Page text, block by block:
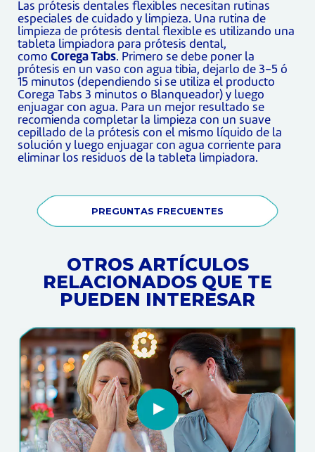
Las prótesis dentales flexibles necesitan rutinas
especiales de cuidado y limpieza. Una rutina de
limpieza de prótesis dental flexible es utilizando una
tableta limpiadora para prótesis dental,
como Corega Tabs. Primero se debe poner la
prótesis en un vaso con agua tibia, dejarlo de 3-5 ó
15 minutos (dependiendo si se utiliza el producto
Corega Tabs 3 minutos o Blanqueador) y luego
enjuagar con agua. Para un mejor resultado se
recomienda completar la limpieza con un suave
cepillado de la prótesis con el mismo líquido de la
solución y luego enjuagar con agua corriente para
eliminar los residuos de la tableta limpiadora.
PREGUNTAS FRECUENTES
OTROS ARTÍCULOS
RELACIONADOS QUE TE
PUEDEN INTERESAR